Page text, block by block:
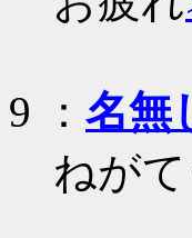
9 ： 名無
ねが